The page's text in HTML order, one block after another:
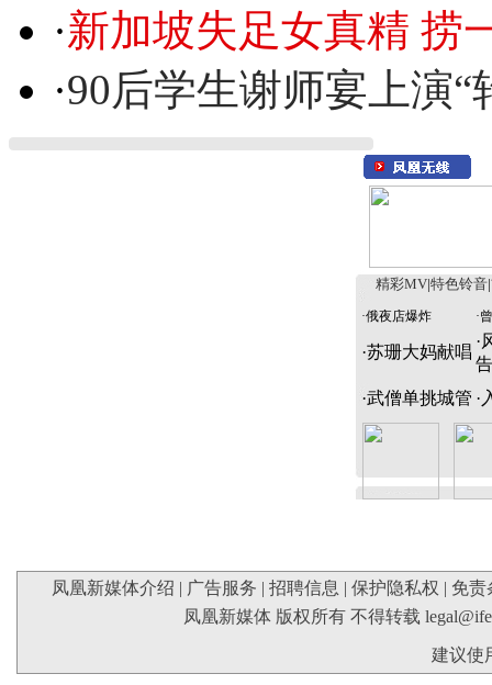
·新加坡失足女真精 捞
·90后学生谢师宴上演“
精彩MV 特色铃音
·俄夜店爆炸 ·
·苏珊大妈献唱
·
告
·武僧单挑城管 ·
凤凰新媒体介绍 | 广告服务 | 招聘信息 | 保护隐私权 | 免责
凤凰新媒体 版权所有 不得转载
建议使